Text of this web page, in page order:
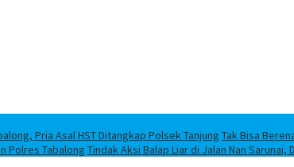
Pria Asal HST Ditangkap Polsek Tanjung Tak Bisa
Polres Tabalong Tindak Aksi Balap Liar di Jalan Nan